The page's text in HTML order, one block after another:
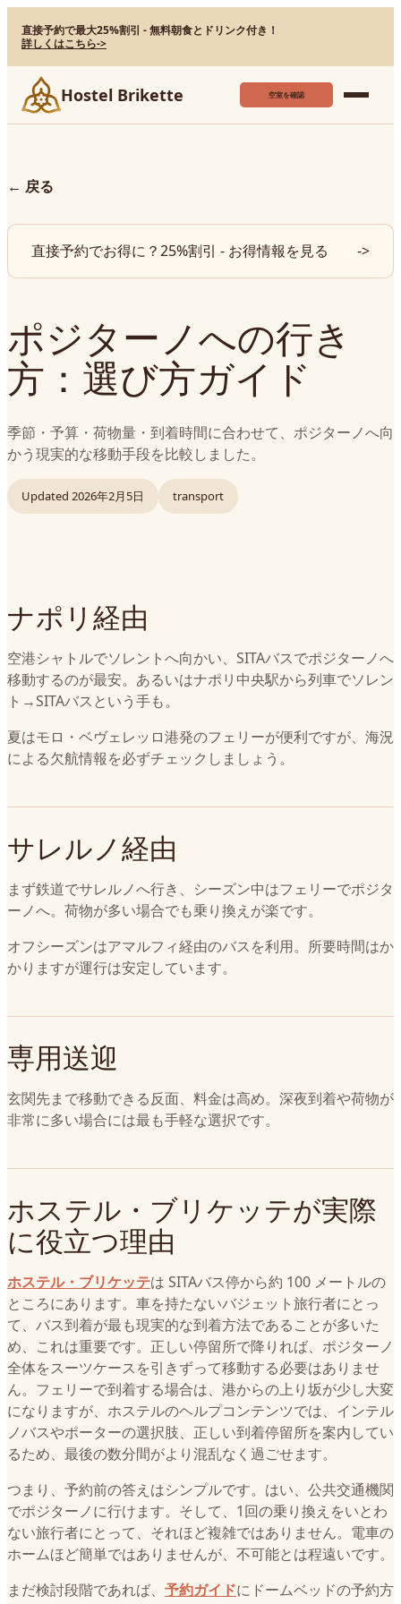
直接予約で最大25%割引 - 無料朝食とドリンク付き！
詳しくはこちら->
Hostel Brikette 空室を確認
← 戻る
直接予約でお得に？25%割引 - お得情報を見る ->
ポジターノへの行き
方：選び方ガイド
季節・予算・荷物量・到着時間に合わせて、ポジターノへ向
かう現実的な移動手段を比較しました。
Updated 2026年2月5日 transport
ナポリ経由
空港シャトルでソレントへ向かい、SITAバスでポジターノへ
移動するのが最安。あるいはナポリ中央駅から列車でソレン
ト→SITAバスという手も。
夏はモロ・ベヴェレッロ港発のフェリーが便利ですが、海況
による欠航情報を必ずチェックしましょう。
サレルノ経由
まず鉄道でサレルノへ行き、シーズン中はフェリーでポジタ
ーノへ。荷物が多い場合でも乗り換えが楽です。
オフシーズンはアマルフィ経由のバスを利用。所要時間はか
かりますが運行は安定しています。
専用送迎
玄関先まで移動できる反面、料金は高め。深夜到着や荷物が
非常に多い場合には最も手軽な選択です。
ホステル・ブリケッテが実際
に役立つ理由
ホステル・ブリケッテは SITAバス停から約 100 メートルの
ところにあります。車を持たないバジェット旅行者にとっ
て、バス到着が最も現実的な到着方法であることが多いた
め、これは重要です。正しい停留所で降りれば、ポジターノ
全体をスーツケースを引きずって移動する必要はありませ
ん。フェリーで到着する場合は、港からの上り坂が少し大変
になりますが、ホステルのヘルプコンテンツでは、インテル
ノバスやポーターの選択肢、正しい到着停留所を案内してい
るため、最後の数分間がより混乱なく過ごせます。
つまり、予約前の答えはシンプルです。はい、公共交通機関
でポジターノに行けます。そして、1回の乗り換えをいとわ
ない旅行者にとって、それほど複雑ではありません。電車の
ホームほど簡単ではありませんが、不可能とは程遠いです。
まだ検討段階であれば、 予約ガイドにドームベッドの予約方